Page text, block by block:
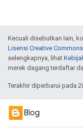
Kecuali disebutkan lain,
Lisensi Creative
selengkapnya, lihat
merek dagang terdaftar
Terakhir diperbarui pada
Blog